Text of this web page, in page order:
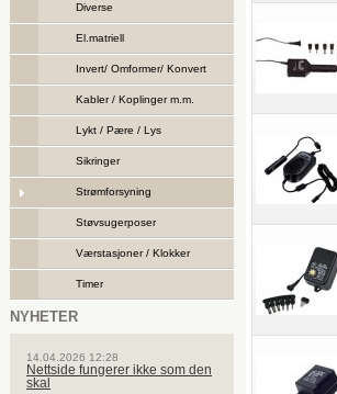
Diverse
El.matriell
Invert/ Omformer/ Konvert
Kabler / Koplinger m.m.
Lykt / Pære / Lys
Sikringer
Strømforsyning
Støvsugerposer
Værstasjoner / Klokker
Timer
NYHETER
14.04.2026 12:28
Nettside fungerer ikke som den
skal